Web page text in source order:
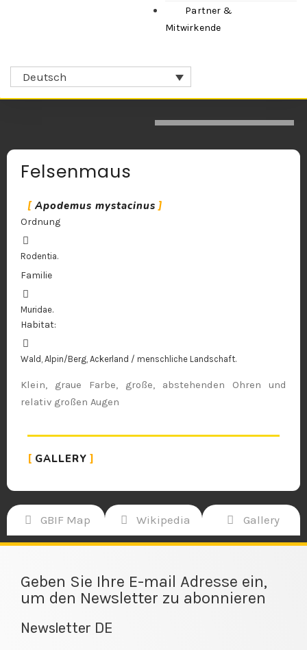
Partner &
Mitwirkende
Deutsch
Felsenmaus
Apodemus mystacinus
Ordnung
Rodentia.
Familie
Muridae.
Habitat:
Wald, Alpin/Berg, Ackerland / menschliche Landschaft.
Klein, graue Farbe, große, abstehenden Ohren und
relativ großen Augen
GALLERY
GBIF Map Wikipedia Gallery
Geben Sie Ihre E-mail Adresse ein,
um den Newsletter zu abonnieren
Newsletter DE